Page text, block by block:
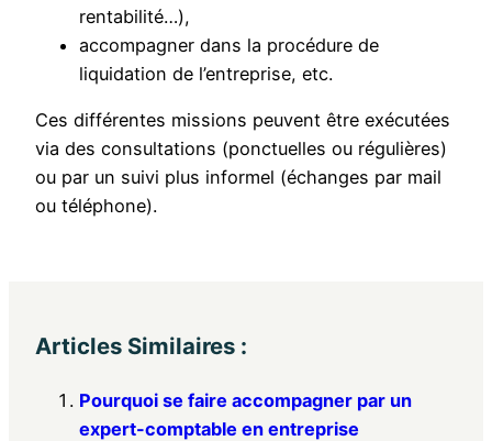
rentabilité…),
accompagner dans la procédure de
liquidation de l’entreprise, etc.
Ces différentes missions peuvent être exécutées
via des consultations (ponctuelles ou régulières)
ou par un suivi plus informel (échanges par mail
ou téléphone).
Articles Similaires :
Pourquoi se faire accompagner par un
expert-comptable en entreprise